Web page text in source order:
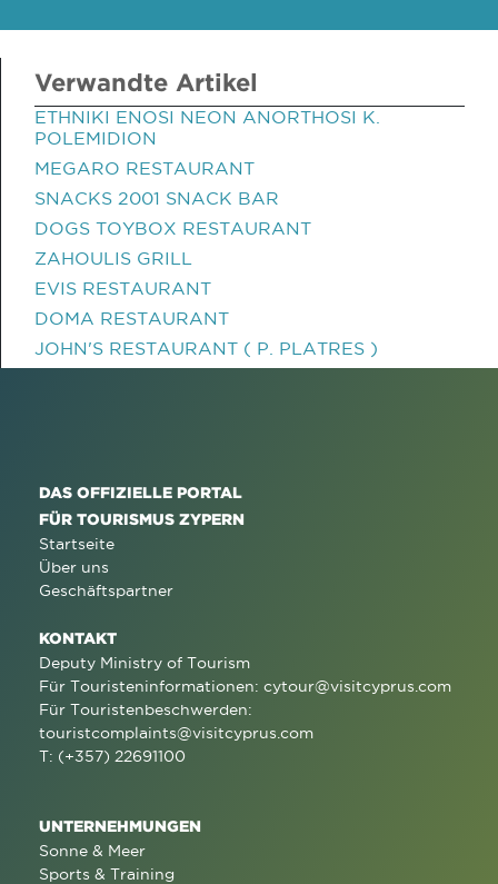
Verwandte Artikel
ETHNIKI ENOSI NEON ANORTHOSI K.
POLEMIDION
MEGARO RESTAURANT
SNACKS 2001 SNACK BAR
DOGS TOYBOX RESTAURANT
ZAHOULIS GRILL
EVIS RESTAURANT
DOMA RESTAURANT
JOHN'S RESTAURANT ( P. PLATRES )
DAS OFFIZIELLE PORTAL
FÜR TOURISMUS ZYPERN
Startseite
Über uns
Geschäftspartner
KONTAKT
Deputy Ministry of Tourism
Für Touristeninformationen: cytour@visitcyprus.com
Für Touristenbeschwerden:
touristcomplaints@visitcyprus.com
T: (+357) 22691100
UNTERNEHMUNGEN
Sonne & Meer
Sports & Training